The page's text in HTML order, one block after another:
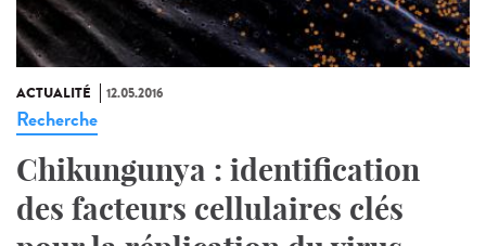
ACTUALITÉ 12.05.2016
Recherche
Chikungunya : identification
des facteurs cellulaires clés